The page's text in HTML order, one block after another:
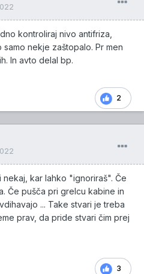
kontroliraj nivo antifriza,
nekje zaštopalo. Pr men
In avto delal bp.
2
nekaj, kar lahko "ignoriraš". Če
Če pušča pri grelcu kabine in
... Take stvari je treba
prav, da pride stvari čim prej
3